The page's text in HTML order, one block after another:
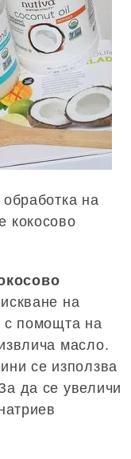
на
кокосово
на
с помощта на
масло.
се използва
да се увеличи